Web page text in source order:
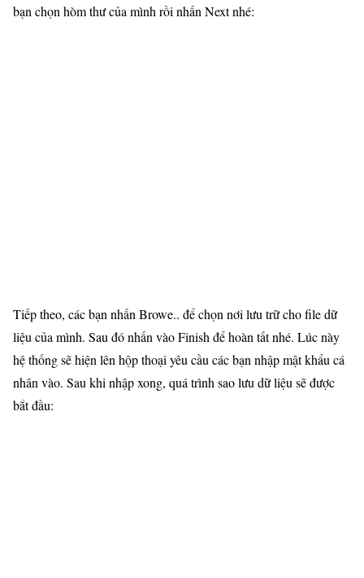
bạn chọn hòm thư của mình rồi nhấn Next nhé:
Tiếp theo, các bạn nhấn Browe.. để chọn nơi lưu trữ cho file dữ
liệu của mình. Sau đó nhấn vào Finish để hoàn tất nhé. Lúc này
hệ thống sẽ hiện lên hộp thoại yêu cầu các bạn nhập mật khẩu cá
nhân vào. Sau khi nhập xong, quá trình sao lưu dữ liệu sẽ được
bắt đầu: